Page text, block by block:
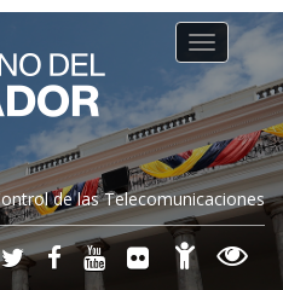
de las Telecomunicaciones
Toggle
navigation